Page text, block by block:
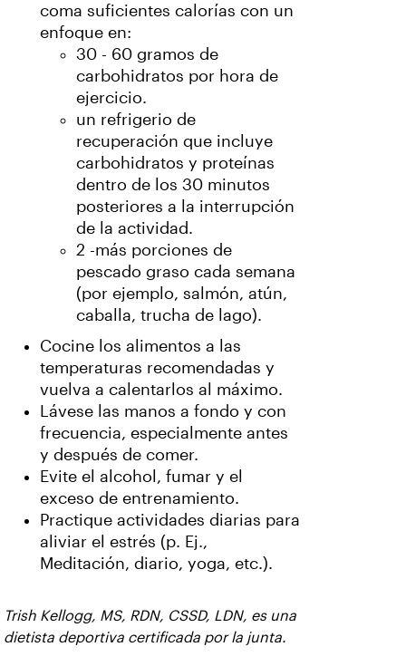
coma suficientes calorías con un
enfoque en:
30 - 60 gramos de
carbohidratos por hora de
ejercicio.
un refrigerio de
recuperación que incluye
carbohidratos y proteínas
dentro de los 30 minutos
posteriores a la interrupción
de la actividad.
2 -más porciones de
pescado graso cada semana
(por ejemplo, salmón, atún,
caballa, trucha de lago).
Cocine los alimentos a las
temperaturas recomendadas y
vuelva a calentarlos al máximo.
Lávese las manos a fondo y con
frecuencia, especialmente antes
y después de comer.
Evite el alcohol, fumar y el
exceso de entrenamiento.
Practique actividades diarias para
aliviar el estrés (p. Ej.,
Meditación, diario, yoga, etc.).
Trish Kellogg, MS, RDN, CSSD, LDN, es una
dietista deportiva certificada por la junta.